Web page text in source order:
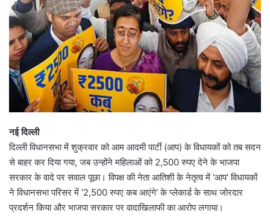
नई दिल्ली
दिल्ली विधानसभा में शुक्रवार को आम आदमी पार्टी (आप) के विधायकों को तब सदन
से बाहर कर दिया गया, जब उन्होंने महिलाओं को 2,500 रुपए देने के भाजपा
सरकार के वादे पर सवाल पूछा। विपक्ष की नेता आतिशी के नेतृत्व में 'आप' विधायकों
ने विधानसभा परिसर में '2,500 रुपए कब आएंगे' के प्लेकार्ड के साथ जोरदार
प्रदर्शन किया और भाजपा सरकार पर वादाखिलाफी का आरोप लगाया।